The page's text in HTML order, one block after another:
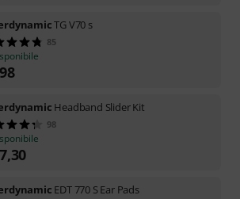
TG V70 s
85
Headband Slider Kit
98
EDT 770 S Ear Pads